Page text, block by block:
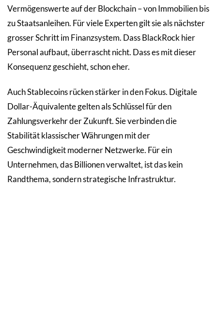
Vermögenswerte auf der Blockchain – von Immobilien bis
zu Staatsanleihen. Für viele Experten gilt sie als nächster
grosser Schritt im Finanzsystem. Dass BlackRock hier
Personal aufbaut, überrascht nicht. Dass es mit dieser
Konsequenz geschieht, schon eher.
Auch Stablecoins rücken stärker in den Fokus. Digitale
Dollar-Äquivalente gelten als Schlüssel für den
Zahlungsverkehr der Zukunft. Sie verbinden die
Stabilität klassischer Währungen mit der
Geschwindigkeit moderner Netzwerke. Für ein
Unternehmen, das Billionen verwaltet, ist das kein
Randthema, sondern strategische Infrastruktur.